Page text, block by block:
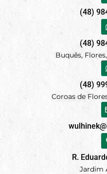
(48)
(48)
Buquês,
(48)
Coroas de
R.
Jardim